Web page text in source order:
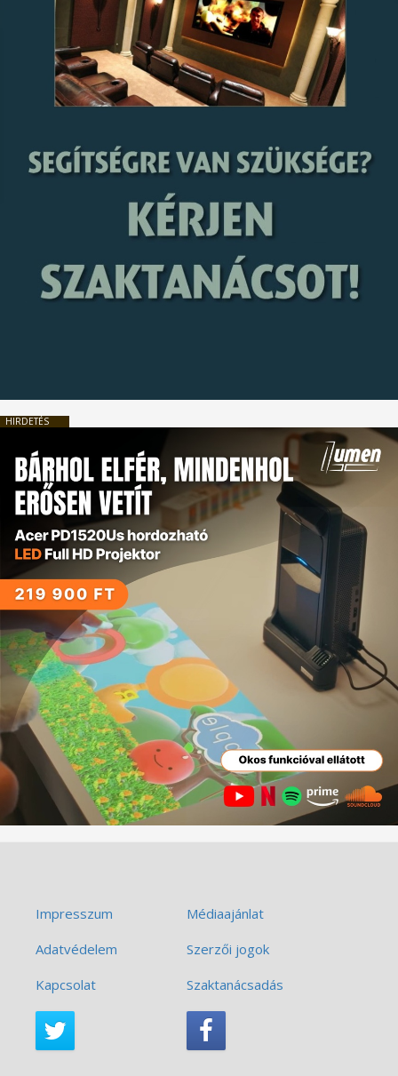
HIRDETÉS
Impresszum
Médiaajánlat
Adatvédelem
Szerzői jogok
Kapcsolat
Szaktanácsadás